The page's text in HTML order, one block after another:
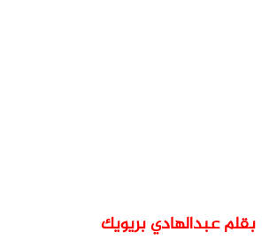
بقلم عبدالهادي بريويك